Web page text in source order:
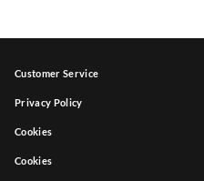
Customer Service
Privacy Policy
Cookies
Cookies